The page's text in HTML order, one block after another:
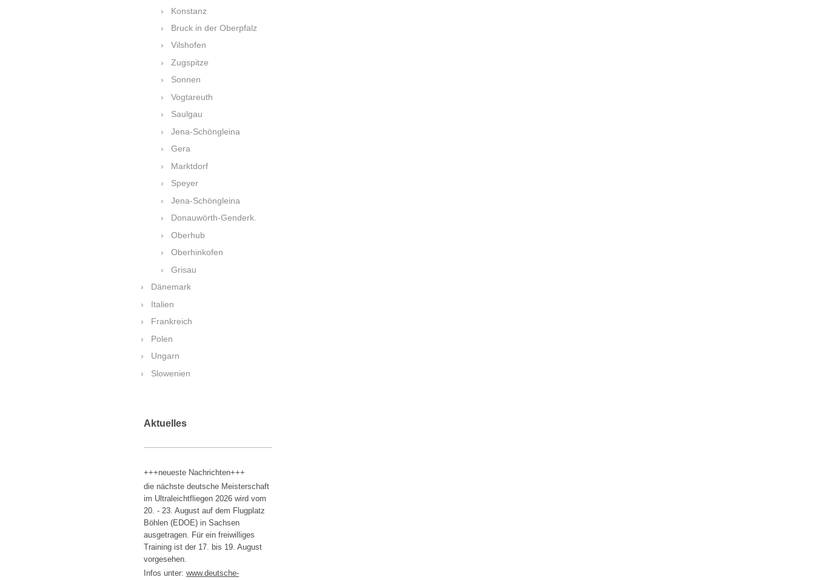
Konstanz
Bruck in der Oberpfalz
Vilshofen
Zugspitze
Sonnen
Vogtareuth
Saulgau
Jena-Schöngleina
Gera
Marktdorf
Speyer
Jena-Schöngleina
Donauwörth-Genderk.
Oberhub
Oberhinkofen
Grisau
Dänemark
Italien
Frankreich
Polen
Ungarn
Slowenien
Aktuelles
+++neueste Nachrichten+++
die nächste deutsche Meisterschaft
im Ultraleichtfliegen 2026 wird vom
20. - 23. August auf dem Flugplatz
Böhlen (EDOE) in Sachsen
ausgetragen. Für ein freiwilliges
Training ist der 17. bis 19. August
vorgesehen.
Infos unter: www.deutsche-